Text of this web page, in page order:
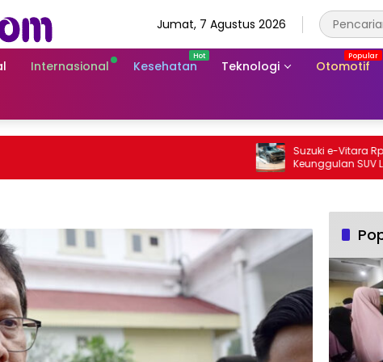
Jumat, 7 Agustus 2026
Internasional Kesehatan Teknologi Otomotif
Suzuki e-Vitara Rp755
Keunggulan SUV Listrik